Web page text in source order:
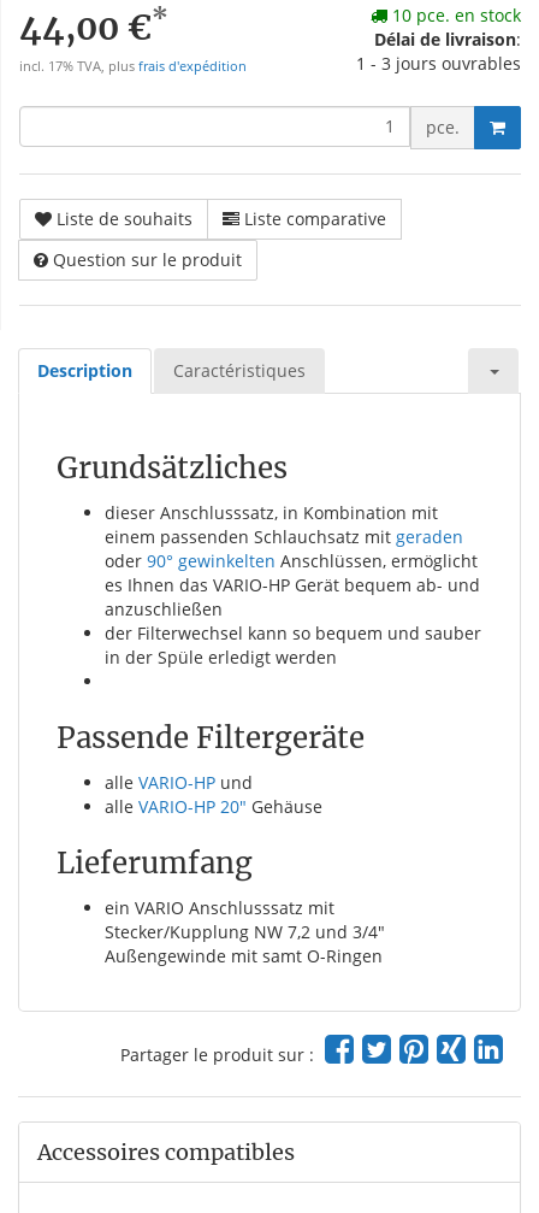
44,00 €*
incl. 17% TVA, plus frais d'expédition
10 pce. en stock
Délai de livraison:
1 - 3 jours ouvrables
pce.
Liste de souhaits
Liste comparative
Question sur le produit
Description Caractéristiques
Grundsätzliches
dieser Anschlusssatz, in Kombination mit
einem passenden Schlauchsatz mit geraden
oder 90° gewinkelten Anschlüssen, ermöglicht
es Ihnen das VARIO-HP Gerät bequem ab- und
anzuschließen
der Filterwechsel kann so bequem und sauber
in der Spüle erledigt werden
Passende Filtergeräte
alle VARIO-HP und
alle VARIO-HP 20" Gehäuse
Lieferumfang
ein VARIO Anschlusssatz mit
Stecker/Kupplung NW 7,2 und 3/4"
Außengewinde mit samt O-Ringen
Partager le produit sur :
Accessoires compatibles